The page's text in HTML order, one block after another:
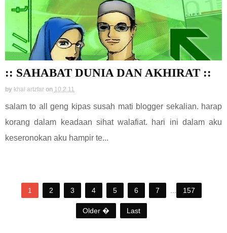
:: SAHABAT DUNIA DAN AKHIRAT ::
by khai artzfar on 10.2.11
salam to all geng kipas susah mati blogger sekalian. harap
korang dalam keadaan sihat walafiat. hari ini dalam aku
keseronokan aku hampir te...
1 2 3 4 5 6 7 157
Older � Last